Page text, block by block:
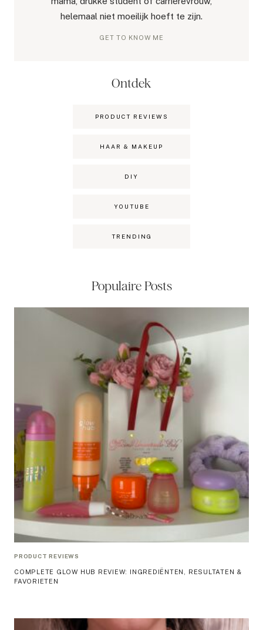
helemaal niet moeilijk hoeft te zijn.
GET TO KNOW ME
Ontdek
PRODUCT REVIEWS
HAAR & MAKEUP
DIY
YOUTUBE
TRENDING
Populaire Posts
PRODUCT REVIEWS
COMPLETE GLOW HUB REVIEW: INGREDIËNTEN, RESULTATEN &
FAVORIETEN